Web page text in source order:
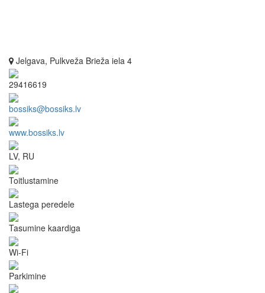
Jelgava, Pulkveža Brieža iela 4
29416619
bossiks@bossiks.lv
www.bossiks.lv
LV, RU
Toitlustamine
Lastega peredele
Tasumine kaardiga
Wi-Fi
Parkimine